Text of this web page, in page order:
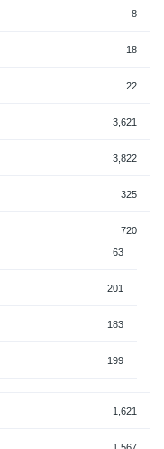
8
18
22
3,621
3,822
325
720
63
201
183
199
1,621